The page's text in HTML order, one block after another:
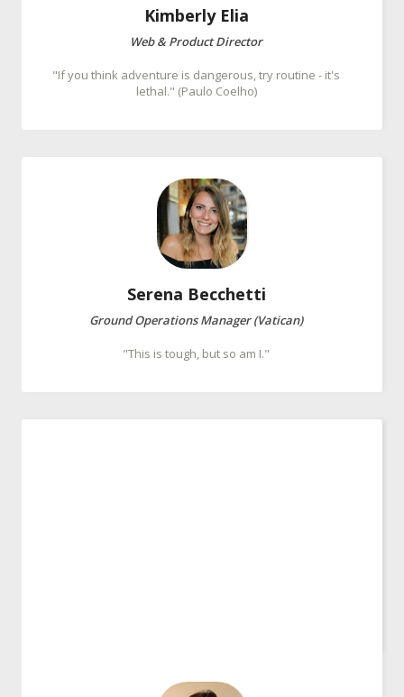
Kimberly Elia
Web & Product Director
"If you think adventure is dangerous, try routine - it's
lethal." (Paulo Coelho)
Serena Becchetti
Ground Operations Manager (Vatican)
"This is tough, but so am I."